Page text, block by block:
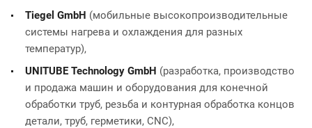
Tiegel GmbH (мобильные высокопроизводительные
системы нагрева и охлаждения для разных
температур),
UNITUBE Technology GmbH (разработка, производство
и продажа машин и оборудования для конечной
обработки труб, резьба и контурная обработка концов
детали, труб, герметики, CNC),